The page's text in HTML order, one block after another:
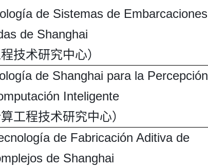
de Sistemas de Embarcaciones
de Shanghai
技术研究中心）
de Shanghai para la Percepción
Inteligente
工程技术研究中心）
de Fabricación Aditiva de
de Shanghai